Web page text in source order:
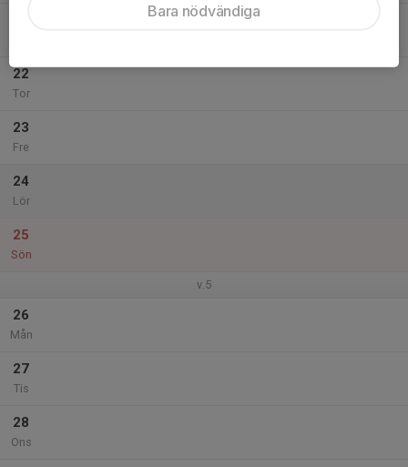
22
Tor
23
Fre
24
Lör
25
Sön
v.5
26
Mån
27
Tis
28
Ons
Bara nödvändiga